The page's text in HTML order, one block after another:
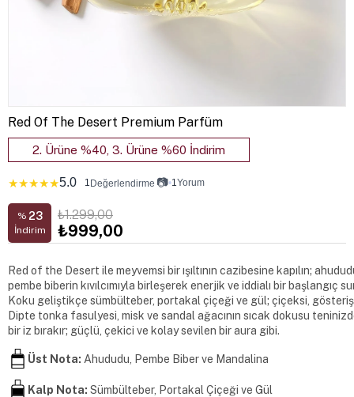
Red Of The Desert Premium Parfüm
2. Ürüne %40, 3. Ürüne %60 İndirim
★★★★★5.0 1 Değerlendirme 📷•1Yorum
% 23
İndirim
₺1.299,00
₺999,00
Red of the Desert ile meyvemsi bir ışıltının cazibesine kapılın;
pembe biberin kıvılcımıyla birleşerek enerjik ve iddialı bir başlangıç
Koku geliştikçe sümbülteber, portakal çiçeği ve gül; çiçeksi,
Dipte tonka fasulyesi, misk ve sandal ağacının sıcak dokusu
bir iz bırakır; güçlü, çekici ve kolay sevilen bir aura gibi.
Üst Nota: Ahududu, Pembe Biber ve Mandalina
Kalp Nota: Sümbülteber, Portakal Çiçeği ve Gül